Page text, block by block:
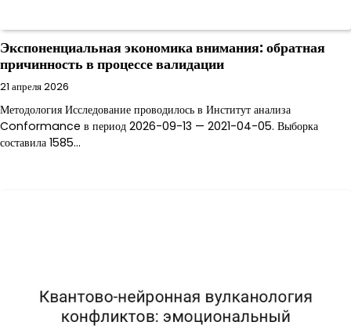
Экспоненциальная экономика внимания: обратная
причинность в процессе валидации
21 апреля 2026
Методология Исследование проводилось в Институт анализа
Conformance в период 2026-09-13 — 2021-04-05. Выборка
составила 1585…